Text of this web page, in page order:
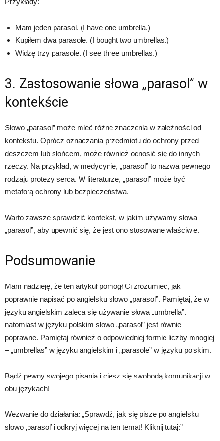
Przykłady:
Mam jeden parasol. (I have one umbrella.)
Kupiłem dwa parasole. (I bought two umbrellas.)
Widzę trzy parasole. (I see three umbrellas.)
3. Zastosowanie słowa „parasol” w
kontekście
Słowo „parasol” może mieć różne znaczenia w zależności od
kontekstu. Oprócz oznaczania przedmiotu do ochrony przed
deszczem lub słońcem, może również odnosić się do innych
rzeczy. Na przykład, w medycynie, „parasol” to nazwa pewnego
rodzaju protezy serca. W literaturze, „parasol” może być
metaforą ochrony lub bezpieczeństwa.
Warto zawsze sprawdzić kontekst, w jakim używamy słowa
„parasol”, aby upewnić się, że jest ono stosowane właściwie.
Podsumowanie
Mam nadzieję, że ten artykuł pomógł Ci zrozumieć, jak
poprawnie napisać po angielsku słowo „parasol”. Pamiętaj, że w
języku angielskim zaleca się używanie słowa „umbrella”,
natomiast w języku polskim słowo „parasol” jest równie
poprawne. Pamiętaj również o odpowiedniej formie liczby mnogiej
– „umbrellas” w języku angielskim i „parasole” w języku polskim.
Bądź pewny swojego pisania i ciesz się swobodą komunikacji w
obu językach!
Wezwanie do działania: „Sprawdź, jak się pisze po angielsku
słowo ‚parasol’ i odkryj więcej na ten temat! Kliknij tutaj:”